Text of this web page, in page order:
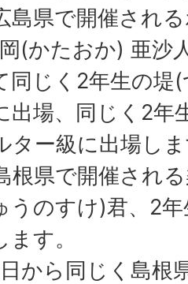
島県で開催され
(かたおか) 亜沙
同じく2年生の堤
出場、同じく2年
ター級に出場し
根県で開催され
うのすけ)君、2
す。
から同じく島根